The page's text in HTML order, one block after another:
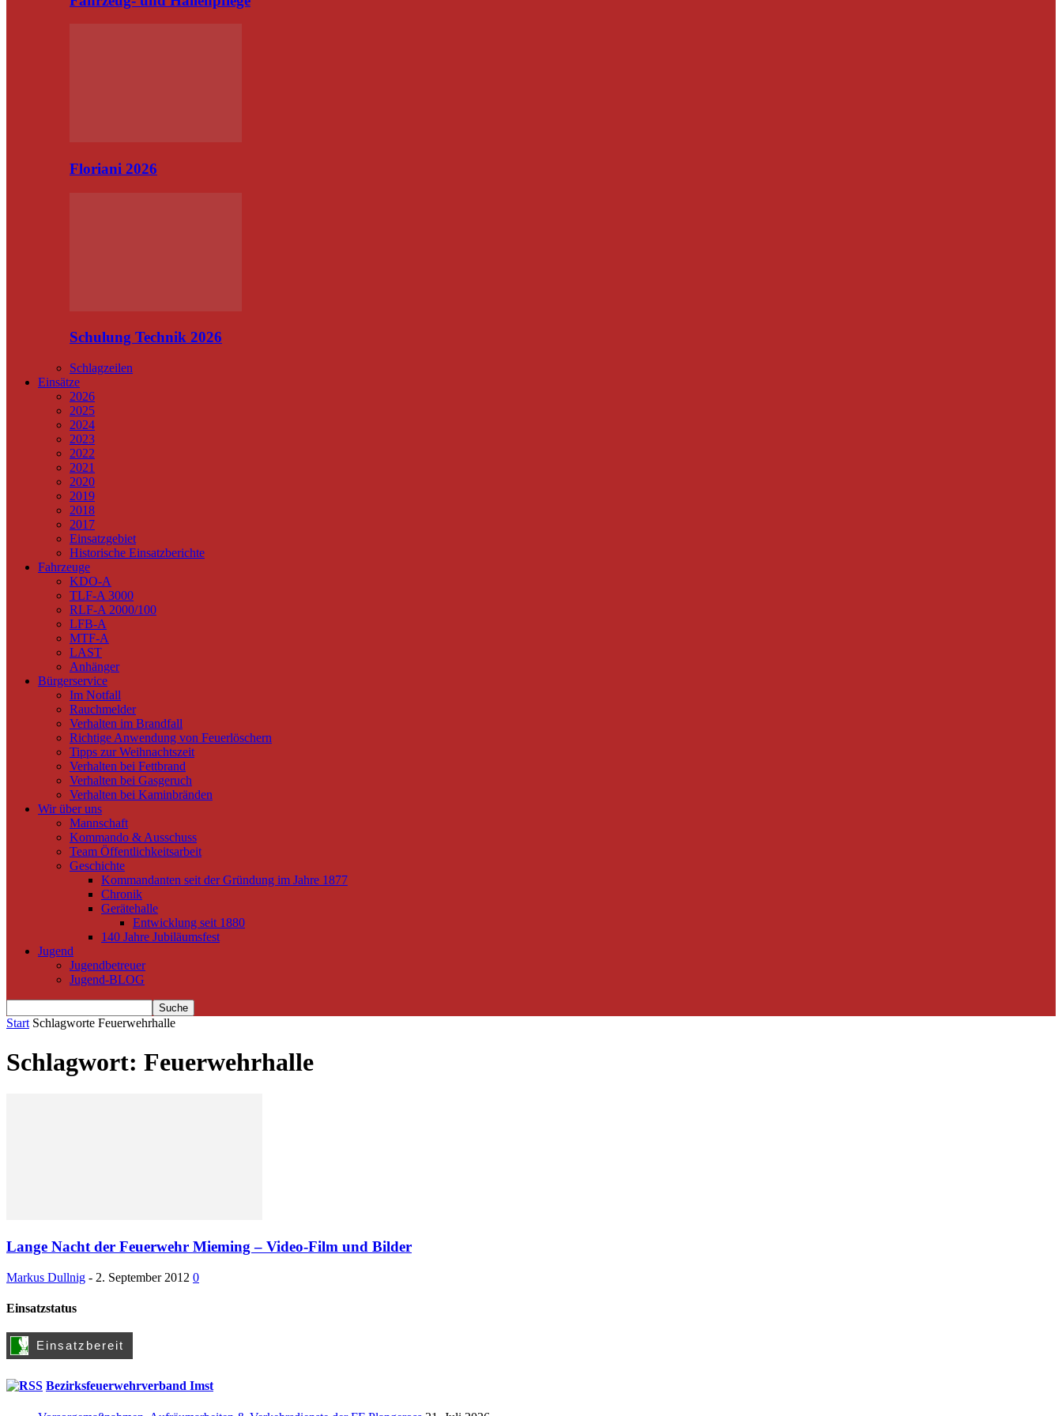
Floriani 2026
Schulung Technik 2026
Schlagzeilen
Einsätze
2026
2025
2024
2023
2022
2021
2020
2019
2018
2017
Einsatzgebiet
Historische Einsatzberichte
Fahrzeuge
KDO-A
TLF-A 3000
RLF-A 2000/100
LFB-A
MTF-A
LAST
Anhänger
Bürgerservice
Im Notfall
Rauchmelder
Verhalten im Brandfall
Richtige Anwendung von Feuerlöschern
Tipps zur Weihnachtszeit
Verhalten bei Fettbrand
Verhalten bei Gasgeruch
Verhalten bei Kaminbränden
Wir über uns
Mannschaft
Kommando & Ausschuss
Team Öffentlichkeitsarbeit
Geschichte
Kommandanten seit der Gründung im Jahre 1877
Chronik
Gerätehalle
Entwicklung seit 1880
140 Jahre Jubiläumsfest
Jugend
Jugendbetreuer
Jugend-BLOG
Start Schlagworte Feuerwehrhalle
Schlagwort: Feuerwehrhalle
Lange Nacht der Feuerwehr Mieming – Video-Film und Bilder
Markus Dullnig - 2. September 2012 0
Einsatzstatus
Bezirksfeuerwehrverband Imst